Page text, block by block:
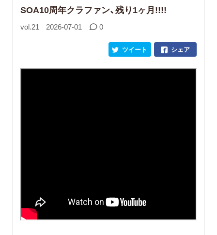
SOA10周年クラファン、残り1ヶ月!!!!
vol.21 2026-07-01 0
シェア
ツイート